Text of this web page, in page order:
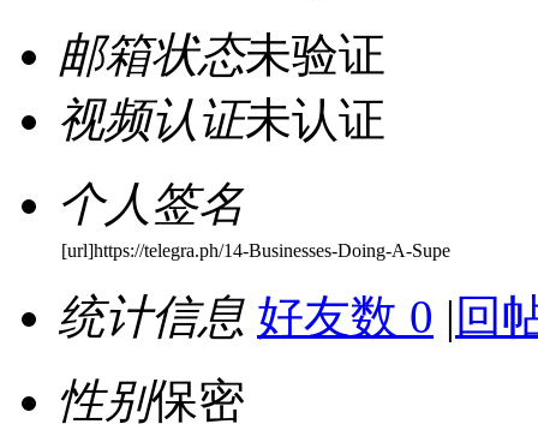
邮箱状态未验证
视频认证未认证
个人签名
[url]https://telegra.ph/14-Businesses-Doing-A-Supe
统计信息 好友数 0 | 回
性别保密